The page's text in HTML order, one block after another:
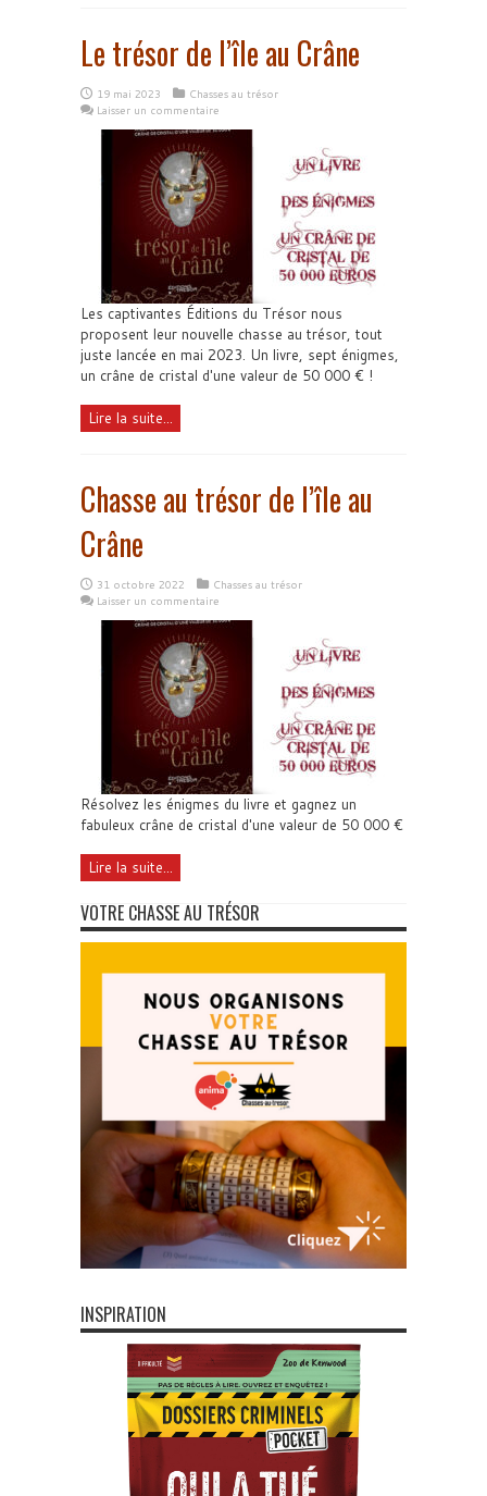
Le trésor de l’île au Crâne
19 mai 2023
Chasses au trésor
Laisser un commentaire
Les captivantes Éditions du Trésor nous
proposent leur nouvelle chasse au trésor, tout
juste lancée en mai 2023. Un livre, sept énigmes,
un crâne de cristal d'une valeur de 50 000 € !
Lire la suite...
Chasse au trésor de l’île au
Crâne
31 octobre 2022
Chasses au trésor
Laisser un commentaire
Résolvez les énigmes du livre et gagnez un
fabuleux crâne de cristal d'une valeur de 50 000 €
Lire la suite...
VOTRE CHASSE AU TRÉSOR
INSPIRATION